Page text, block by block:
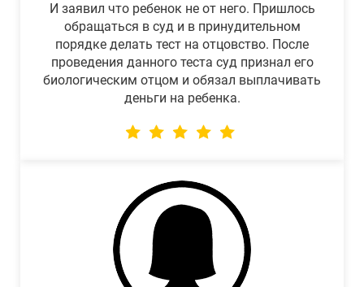
И заявил что ребенок не от него. Пришлось
обращаться в суд и в принудительном
порядке делать тест на отцовство. После
проведения данного теста суд признал его
биологическим отцом и обязал выплачивать
деньги на ребенка.